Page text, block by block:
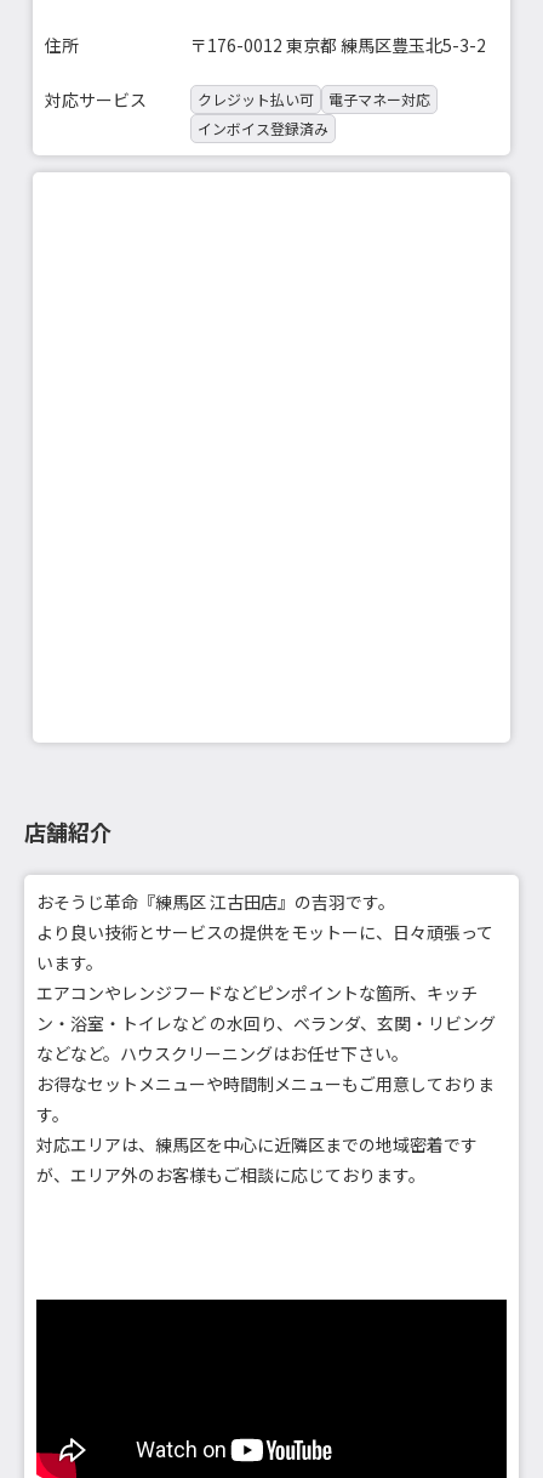
住所 〒176-0012 東京都 練馬区豊玉北5-3-2
対応サービス クレジット払い可
電子マネー対応
インボイス登録済み
店舗紹介
おそうじ革命『練馬区 江古田店』の吉羽です。
より良い技術とサービスの提供をモットーに、日々頑張って
います。
エアコンやレンジフードなどピンポイントな箇所、キッチ
ン・浴室・トイレなど の水回り、ベランダ、玄関・リビング
などなど。ハウスクリーニングはお任せ下さい。
お得なセットメニューや時間制メニューもご用意しておりま
す。
対応エリアは、練馬区を中心に近隣区までの地域密着です
が、エリア外のお客様もご相談に応じております。